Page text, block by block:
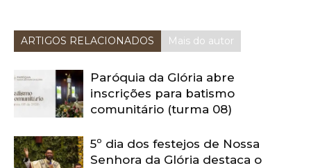
ARTIGOS RELACIONADOS Mais do autor
Paróquia da Glória abre
inscrições para batismo
comunitário (turma 08)
5º dia dos festejos de Nossa
Senhora da Glória destaca o